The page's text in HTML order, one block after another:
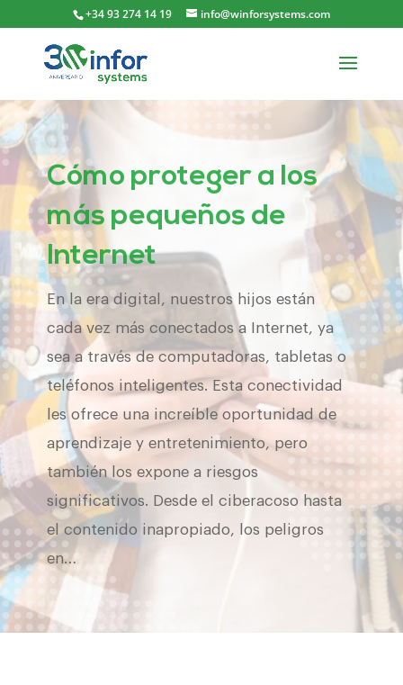
+34 93 274 14 19 info@winforsystems.com
Cómo proteger a los
más pequeños de
Internet
En la era digital, nuestros hijos están
cada vez más conectados a Internet, ya
sea a través de computadoras, tabletas o
teléfonos inteligentes. Esta conectividad
les ofrece una increíble oportunidad de
aprendizaje y entretenimiento, pero
también los expone a riesgos
significativos. Desde el ciberacoso hasta
el contenido inapropiado, los peligros
en…